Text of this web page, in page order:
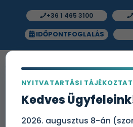
+36 1 465 3100
IDŐPONTFOGLALÁS
Kórház Plusz
kiegészítő csomag
NYITVATARTÁSI
Kedves
2026. augusztus 8-án